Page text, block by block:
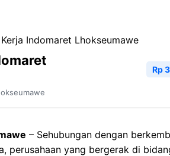
Indomaret Lhokseumawe
Rp
– Sehubungan dengan
perusahaan yang bergerak di